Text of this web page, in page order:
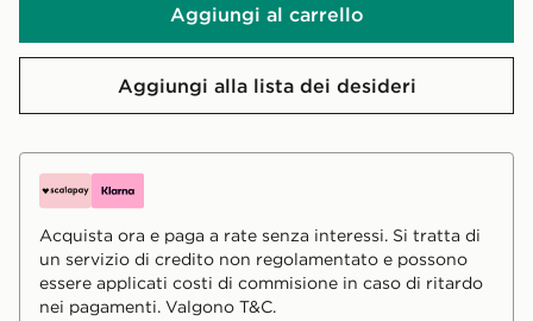
Aggiungi al carrello
Aggiungi alla lista dei desideri
Acquista ora e paga a rate senza interessi. Si tratta di
un servizio di credito non regolamentato e possono
essere applicati costi di commisione in caso di ritardo
nei pagamenti. Valgono T&C.